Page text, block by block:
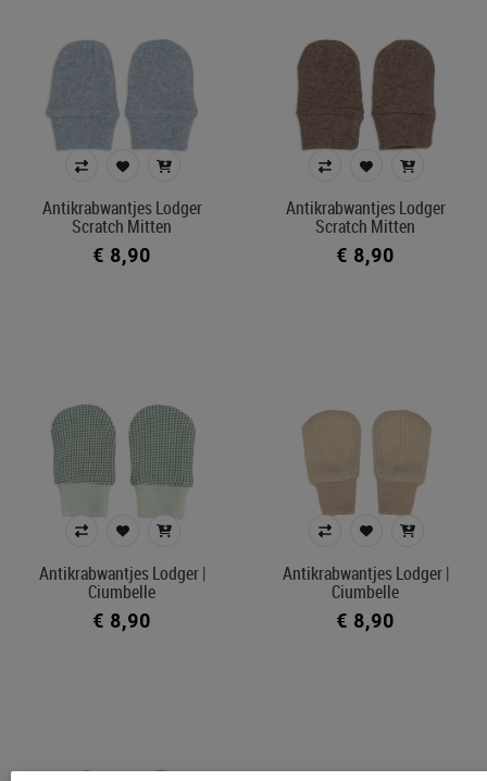
Antikrabwantjes Lodger
Scratch Mitten
€ 8,90
Antikrabwantjes Lodger
Scratch Mitten
€ 8,90
Antikrabwantjes Lodger |
Ciumbelle
€ 8,90
Antikrabwantjes Lodger |
Ciumbelle
€ 8,90